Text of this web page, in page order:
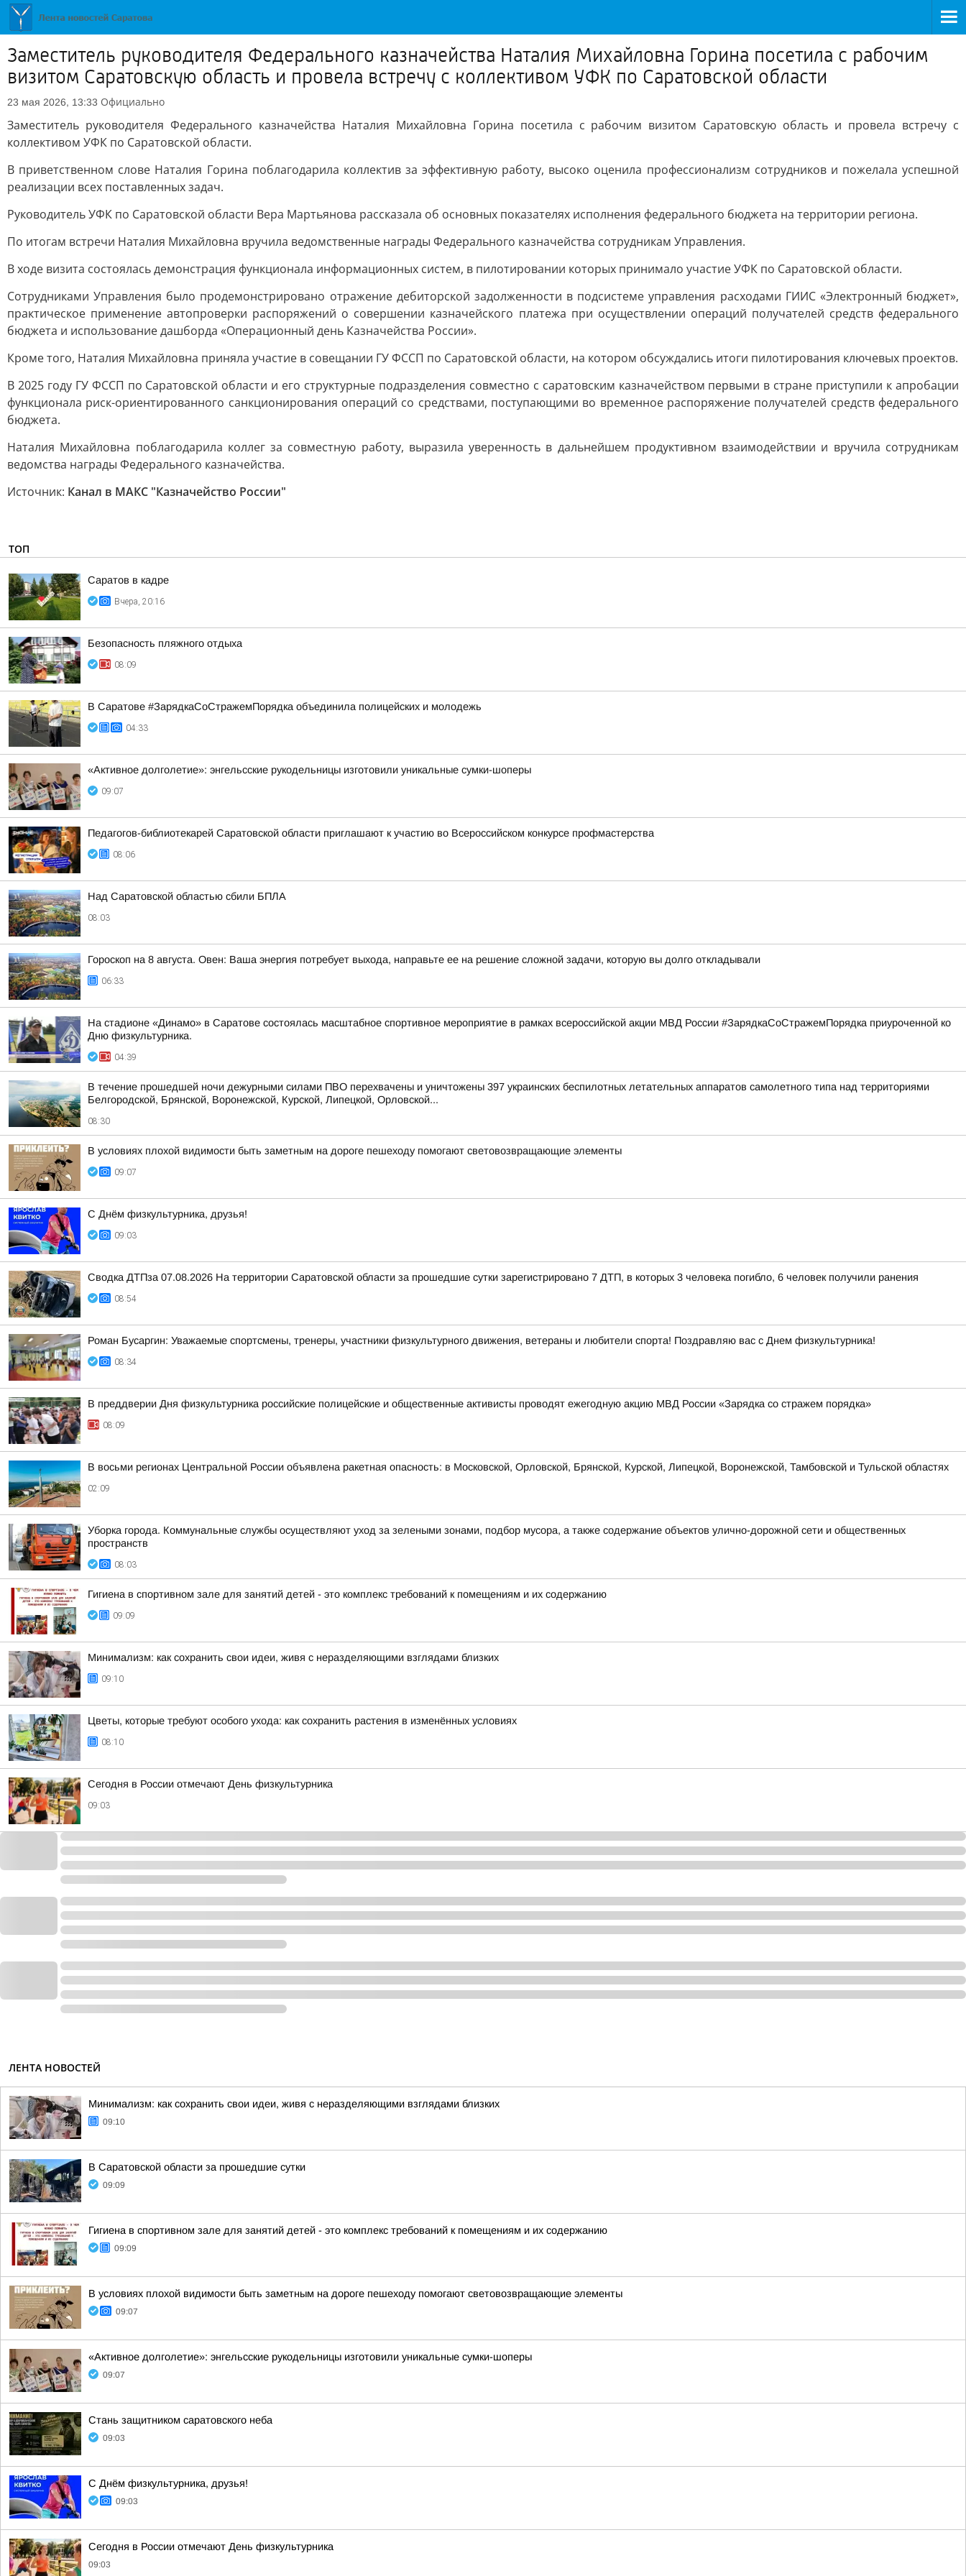
Заместитель руководителя Федерального казначейства Наталия Михайловна Горина посетила с рабочим
визитом Саратовскую область и провела встречу с коллективом УФК по Саратовской области
23 мая 2026, 13:33 Официально
Заместитель руководителя Федерального казначейства Наталия Михайловна Горина посетила с рабочим визитом Саратовскую область и провела встречу с
коллективом УФК по Саратовской области.
В приветственном слове Наталия Горина поблагодарила коллектив за эффективную работу, высоко оценила профессионализм сотрудников и пожелала успешной
реализации всех поставленных задач.
Руководитель УФК по Саратовской области Вера Мартьянова рассказала об основных показателях исполнения федерального бюджета на территории региона.
По итогам встречи Наталия Михайловна вручила ведомственные награды Федерального казначейства сотрудникам Управления.
В ходе визита состоялась демонстрация функционала информационных систем, в пилотировании которых принимало участие УФК по Саратовской области.
Сотрудниками Управления было продемонстрировано отражение дебиторской задолженности в подсистеме управления расходами ГИИС «Электронный бюджет»,
практическое применение автопроверки распоряжений о совершении казначейского платежа при осуществлении операций получателей средств федерального
бюджета и использование дашборда «Операционный день Казначейства России».
Кроме того, Наталия Михайловна приняла участие в совещании ГУ ФССП по Саратовской области, на котором обсуждались итоги пилотирования ключевых проектов.
В 2025 году ГУ ФССП по Саратовской области и его структурные подразделения совместно с саратовским казначейством первыми в стране приступили к апробации
функционала риск-ориентированного санкционирования операций со средствами, поступающими во временное распоряжение получателей средств федерального
бюджета.
Наталия Михайловна поблагодарила коллег за совместную работу, выразила уверенность в дальнейшем продуктивном взаимодействии и вручила сотрудникам
ведомства награды Федерального казначейства.
Источник: Канал в МАКС "Казначейство России"
ТОП
Саратов в кадре
Вчера, 20:16
Безопасность пляжного отдыха
08:09
В Саратове #ЗарядкаСоСтражемПорядка объединила полицейских и молодежь
04:33
«Активное долголетие»: энгельсские рукодельницы изготовили уникальные сумки-шоперы
09:07
Педагогов-библиотекарей Саратовской области приглашают к участию во Всероссийском конкурсе профмастерства
08:06
Над Саратовской областью сбили БПЛА
08:03
Гороскоп на 8 августа. Овен: Ваша энергия потребует выхода, направьте ее на решение сложной задачи, которую вы долго откладывали
06:33
На стадионе «Динамо» в Саратове состоялась масштабное спортивное мероприятие в рамках всероссийской акции МВД России #ЗарядкаСоСтражемПорядка приуроченной ко
Дню физкультурника.
04:39
В течение прошедшей ночи дежурными силами ПВО перехвачены и уничтожены 397 украинских беспилотных летательных аппаратов самолетного типа над территориями
Белгородской, Брянской, Воронежской, Курской, Липецкой, Орловской...
08:30
В условиях плохой видимости быть заметным на дороге пешеходу помогают световозвращающие элементы
09:07
С Днём физкультурника, друзья!
09:03
Сводка ДТПза 07.08.2026 На территории Саратовской области за прошедшие сутки зарегистрировано 7 ДТП, в которых 3 человека погибло, 6 человек получили ранения
08:54
Роман Бусаргин: Уважаемые спортсмены, тренеры, участники физкультурного движения, ветераны и любители спорта! Поздравляю вас с Днем физкультурника!
08:34
В преддверии Дня физкультурника российские полицейские и общественные активисты проводят ежегодную акцию МВД России «Зарядка со стражем порядка»
08:09
В восьми регионах Центральной России объявлена ракетная опасность: в Московской, Орловской, Брянской, Курской, Липецкой, Воронежской, Тамбовской и Тульской областях
02:09
Уборка города. Коммунальные службы осуществляют уход за зелеными зонами, подбор мусора, а также содержание объектов улично-дорожной сети и общественных
пространств
08:03
Гигиена в спортивном зале для занятий детей - это комплекс требований к помещениям и их содержанию
09:09
Минимализм: как сохранить свои идеи, живя с неразделяющими взглядами близких
09:10
Цветы, которые требуют особого ухода: как сохранить растения в изменённых условиях
08:10
Сегодня в России отмечают День физкультурника
09:03
ЛЕНТА НОВОСТЕЙ
Минимализм: как сохранить свои идеи, живя с неразделяющими взглядами близких
09:10
В Саратовской области за прошедшие сутки
09:09
Гигиена в спортивном зале для занятий детей - это комплекс требований к помещениям и их содержанию
09:09
В условиях плохой видимости быть заметным на дороге пешеходу помогают световозвращающие элементы
09:07
«Активное долголетие»: энгельсские рукодельницы изготовили уникальные сумки-шоперы
09:07
Стань защитником саратовского неба
09:03
С Днём физкультурника, друзья!
09:03
Сегодня в России отмечают День физкультурника
09:03